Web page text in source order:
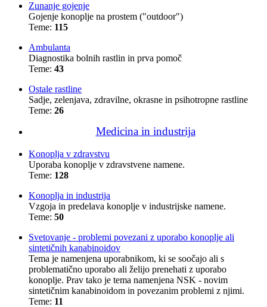
Zunanje gojenje
Gojenje konoplje na prostem ("outdoor")
Teme: 115
Ambulanta
Diagnostika bolnih rastlin in prva pomoč
Teme: 43
Ostale rastline
Sadje, zelenjava, zdravilne, okrasne in psihotropne rastline
Teme: 26
Medicina in industrija
Konoplja v zdravstvu
Uporaba konoplje v zdravstvene namene.
Teme: 128
Konoplja in industrija
Vzgoja in predelava konoplje v industrijske namene.
Teme: 50
Svetovanje - problemi povezani z uporabo konoplje ali
sintetičnih kanabinoidov
Tema je namenjena uporabnikom, ki se soočajo ali s
problematično uporabo ali želijo prenehati z uporabo
konoplje. Prav tako je tema namenjena NSK - novim
sintetičnim kanabinoidom in povezanim problemi z njimi.
Teme: 11